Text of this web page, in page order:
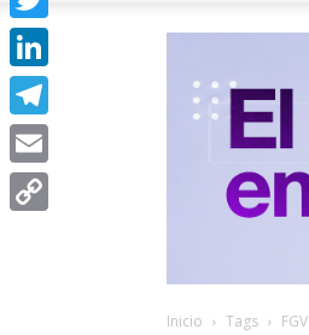
Inicio Tags FGV
Twitter
LinkedIn
Telegram
Email